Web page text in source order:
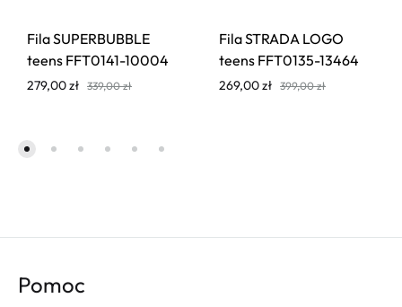
Fila SUPERBUBBLE
teens FFT0141-10004
279,00zł 339,00zł
Fila STRADA LOGO
teens FFT0135-13464
269,00zł 399,00zł
Pomoc